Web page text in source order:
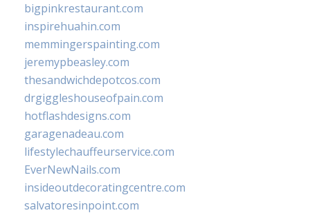
bigpinkrestaurant.com
inspirehuahin.com
memmingerspainting.com
jeremypbeasley.com
thesandwichdepotcos.com
drgiggleshouseofpain.com
hotflashdesigns.com
garagenadeau.com
lifestylechauffeurservice.com
EverNewNails.com
insideoutdecoratingcentre.com
salvatoresinpoint.com